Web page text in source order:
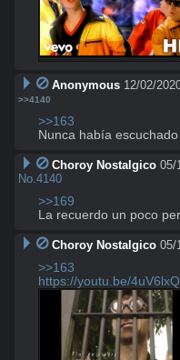
Anonymous 12/02/
>>4140
>>163
Nunca había
Choroy Nostalgico 05/
No.4140
>>169
La recuerdo un poco
Choroy Nostalgico 05/
>>163
https://youtu.be/